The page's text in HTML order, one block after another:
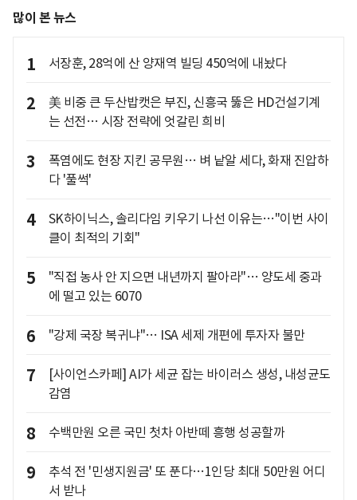
많이 본 뉴스
1 서장훈, 28억에 산 양재역 빌딩 450억에 내놨다
2
美 비중 큰 두산밥캣은 부진, 신흥국 뚫은 HD건설기계
는 선전… 시장 전략에 엇갈린 희비
3
폭염에도 현장 지킨 공무원… 벼 낱알 세다, 화재 진압하
다 '풀썩'
4
SK하이닉스, 솔리다임 키우기 나선 이유는…"이번 사이
클이 최적의 기회"
5
"직접 농사 안 지으면 내년까지 팔아라"… 양도세 중과
에 떨고 있는 6070
6 "강제 국장 복귀냐"… ISA 세제 개편에 투자자 불만
7
[사이언스카페] AI가 세균 잡는 바이러스 생성, 내성균도
감염
8 수백만원 오른 국민 첫차 아반떼 흥행 성공할까
9
추석 전 '민생지원금' 또 푼다…1인당 최대 50만원 어디
서 받나